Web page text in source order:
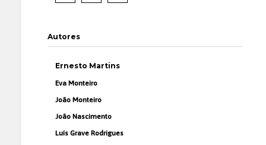
Autores
Ernesto Martins
Eva Monteiro
João Monteiro
João Nascimento
Luís Grave Rodrigues